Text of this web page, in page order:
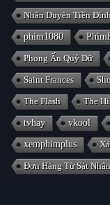
Nhân Duyên Tiền
phim1080
Phong Ấn Quỷ Dữ
Saint Frances
The Flash The
tvhay vkool
xemphimplus
Đơn Hàng Từ Sát Nhân